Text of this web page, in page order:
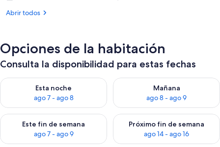
Abrir todos
Opciones de la habitación
Consulta la disponibilidad para estas fechas
Esta noche
ago 7 - ago 8
Consulta la disponibilidad para esta noche, ago 7 - ago 8
Mañana
ago 8 - ago 9
Consulta la disponibilidad
Este fin de semana
ago 7 - ago 9
Consulta la disponibilidad para este fin de semana, ago 7 -
Próximo fin de semana
ago 14 - ago 16
Consulta la disponibilidad